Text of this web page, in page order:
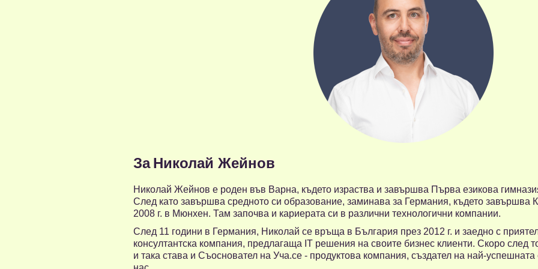
За Николай Жейнов
Николай Жейнов е роден във Варна, където израства и завършва Първа езикова
След като завършва средното си образование, заминава за Германия, където завършва
2008 г. в Мюнхен. Там започва и кариерата си в различни технологични компании.
След 11 години в Германия, Николай се връща в България през 2012 г. и заедно с
консултантска компания, предлагаща IT решения на своите бизнес клиенти. Скоро след
и така става и Съосновател на Уча.се - продуктова компания, създател на най-